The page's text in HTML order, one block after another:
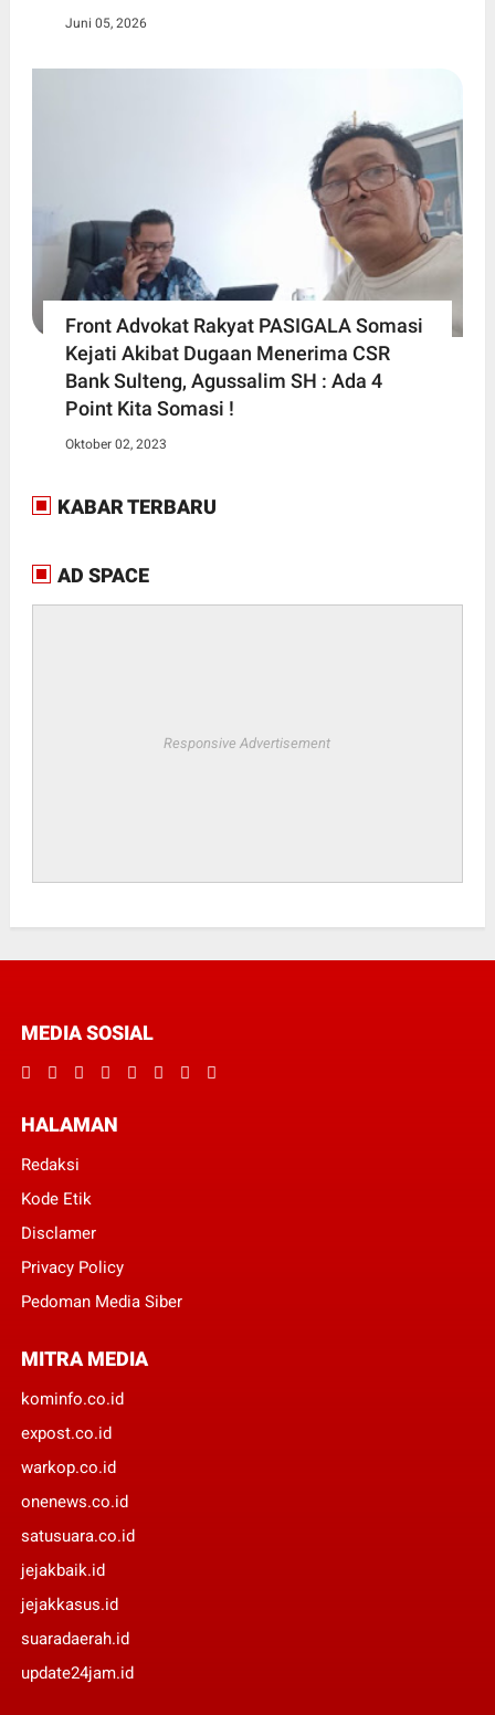
Juni 05, 2026
Front Advokat Rakyat PASIGALA Somasi
Kejati Akibat Dugaan Menerima CSR
Bank Sulteng, Agussalim SH : Ada 4
Point Kita Somasi !
Oktober 02, 2023
KABAR TERBARU
AD SPACE
Responsive Advertisement
MEDIA SOSIAL
HALAMAN
Redaksi
Kode Etik
Disclamer
Privacy Policy
Pedoman Media Siber
MITRA MEDIA
kominfo.co.id
expost.co.id
warkop.co.id
onenews.co.id
satusuara.co.id
jejakbaik.id
jejakkasus.id
suaradaerah.id
update24jam.id